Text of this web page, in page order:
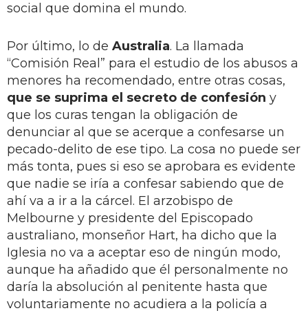
social que domina el mundo.
Por último, lo de Australia. La llamada
“Comisión Real” para el estudio de los abusos a
menores ha recomendado, entre otras cosas,
que se suprima el secreto de confesión y
que los curas tengan la obligación de
denunciar al que se acerque a confesarse un
pecado-delito de ese tipo. La cosa no puede ser
más tonta, pues si eso se aprobara es evidente
que nadie se iría a confesar sabiendo que de
ahí va a ir a la cárcel. El arzobispo de
Melbourne y presidente del Episcopado
australiano, monseñor Hart, ha dicho que la
Iglesia no va a aceptar eso de ningún modo,
aunque ha añadido que él personalmente no
daría la absolución al penitente hasta que
voluntariamente no acudiera a la policía a